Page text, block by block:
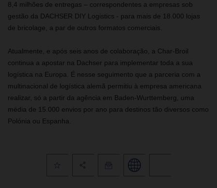
8,4 milhões de entregas – correspondentes a empresas sob
gestão da DACHSER DIY Logistics - para mais de 18.000 lojas
de bricolage, a par de outros formatos comerciais.
Atualmente, e após seis anos de colaboração, a Char-Broil
continua a apostar na Dachser para implementar toda a sua
logística na Europa. É nesse seguimento que a parceria com a
multinacional de logística alemã permitiu à empresa americana
realizar, só a partir da agência em Baden-Wurttemberg, uma
média de 15.000 envios por ano para destinos tão diversos como
Polónia ou Espanha.